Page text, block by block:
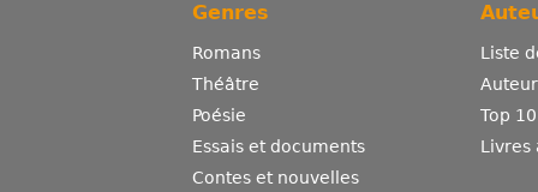
Genres
Romans
Théâtre
Poésie
Essais et documents
Contes et nouvelles
Liste
Top
Livres